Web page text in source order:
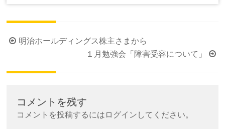
投
ナ
明治ホールディングス株主さまから
１月勉強会「障害受容について」
コメントを残す
コメントを投稿するにはログインしてください。